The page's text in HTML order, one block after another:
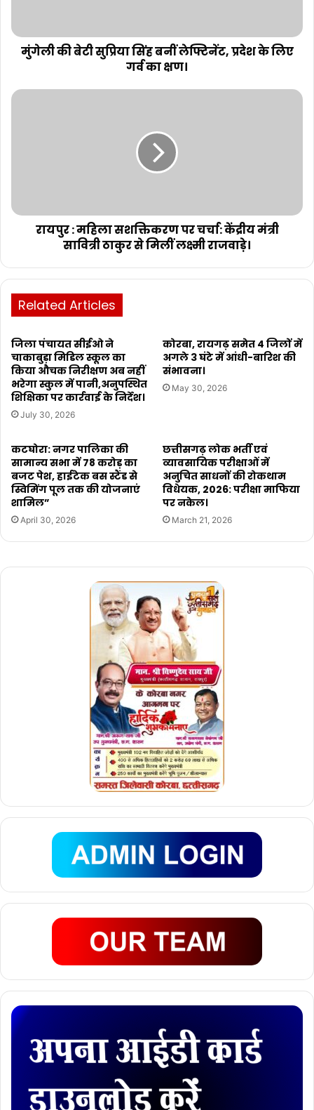
मुंगेली की बेटी सुप्रिया सिंह बनीं लेफ्टिनेंट, प्रदेश के लिए
गर्व का क्षण।
रायपुर : महिला सशक्तिकरण पर चर्चा: केंद्रीय मंत्री
सावित्री ठाकुर से मिलीं लक्ष्मी राजवाड़े।
Related Articles
जिला पंचायत सीईओ ने
चाकाबुड़ा मिडिल स्कूल का
किया औचक निरीक्षण अब नहीं
भरेगा स्कुल में पानी,अनुपस्थित
शिक्षिका पर कार्रवाई के निर्देश।
July 30, 2026
कोरबा, रायगढ़ समेत 4 जिलों में
अगले 3 घंटे में आंधी-बारिश की
संभावना।
May 30, 2026
कटघोरा: नगर पालिका की
सामान्य सभा में 78 करोड़ का
बजट पेश, हाईटेक बस स्टैंड से
स्विमिंग पूल तक की योजनाएं
शामिल”
April 30, 2026
छत्तीसगढ़ लोक भर्ती एवं
व्यावसायिक परीक्षाओं में
अनुचित साधनों की रोकथाम
विधेयक, 2026: परीक्षा माफिया
पर नकेल।
March 21, 2026